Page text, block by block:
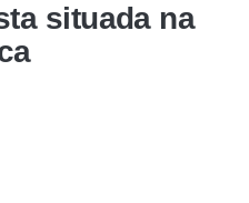
situada na